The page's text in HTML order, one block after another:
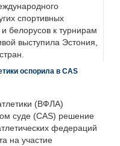
спортивных
белорусов к турнирам
выступила Эстония,
оспорила в CAS
(ВФЛА)
суде (CAS) решение
федераций
на участие